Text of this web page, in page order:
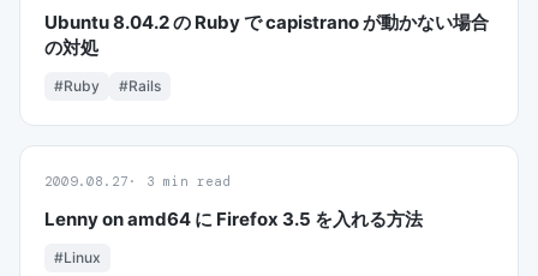
Ubuntu 8.04.2 の Ruby で capistrano が動かない場合
の対処
#Ruby #Rails
2009.08.27 3 min read
Lenny on amd64 に Firefox 3.5 を入れる方法
#Linux